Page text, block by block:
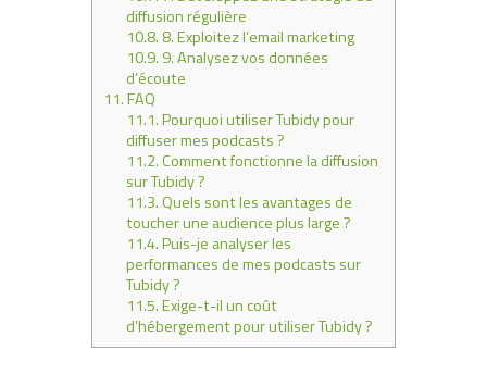
diffusion régulière
10.8. 8. Exploitez l’email marketing
10.9. 9. Analysez vos données
d’écoute
11.FAQ
11.1.Pourquoi utiliser Tubidy pour
diffuser mes podcasts ?
11.2.Comment fonctionne la diffusion
sur Tubidy ?
11.3.Quels sont les avantages de
toucher une audience plus large ?
11.4.Puis-je analyser les
performances de mes podcasts sur
Tubidy ?
11.5.Exige-t-il un coût
d’hébergement pour utiliser Tubidy ?